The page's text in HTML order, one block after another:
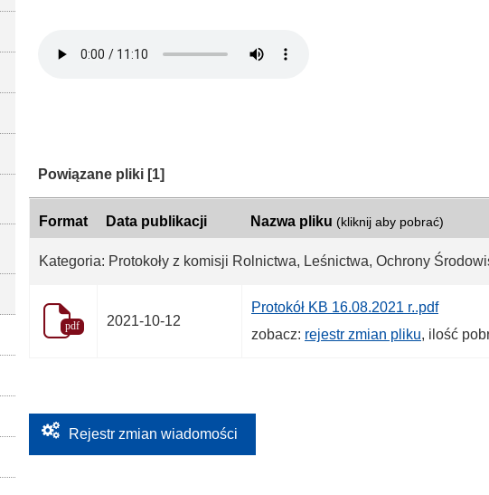
Kategoria:
Powiązane pliki [1]
Format Data publikacji Nazwa pliku (kliknij aby pobrać)
Kategoria: Protokoły z komisji Rolnictwa, Leśnictwa, Ochrony
pdf 2021-10-12
Protokół KB 16.08.2021 r..pdf
zobacz: rejestr zmian pliku, ilość
Rejestr zmian wiadomości